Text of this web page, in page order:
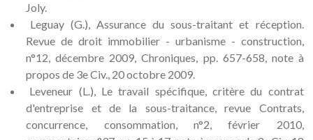
Joly.
Leguay (G.), Assurance du sous-traitant et réception.
Revue de droit immobilier - urbanisme - construction,
n°12, décembre 2009, Chroniques, pp. 657-658, note à
propos de 3e Civ., 20 octobre 2009.
Leveneur (L.), Le travail spécifique, critère du contrat
d'entreprise et de la sous-traitance, revue Contrats,
concurrence, consommation, n°2, février 2010,